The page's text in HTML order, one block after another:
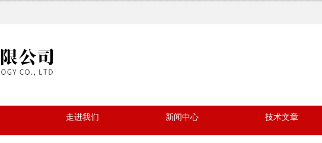
走进我们 新闻中心 技术文章